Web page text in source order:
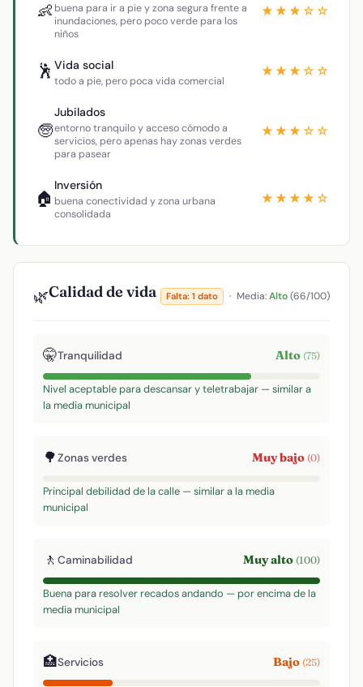
👶 buena para ir a pie y zona segura frente a
inundaciones, pero poco verde para los
niños
★★★☆☆
🕺 Vida social
todo a pie, pero poca vida comercial
★★★☆☆
🧓
Jubilados
entorno tranquilo y acceso cómodo a
servicios, pero apenas hay zonas verdes
para pasear
★★★☆☆
🏠
Inversión
buena conectividad y zona urbana
consolidada
★★★★☆
🌿Calidad de vida Falta: 1 dato · Media:Alto(66/100)
🤫Tranquilidad Alto (75)
Nivel aceptable para descansar y teletrabajar — similar a
la media municipal
🌳Zonas verdes Muy bajo (0)
Principal debilidad de la calle — similar a la media
municipal
🚶 Caminabilidad Muy alto (100)
Buena para resolver recados andando — por encima de la
media municipal
🏥Servicios Bajo (25)